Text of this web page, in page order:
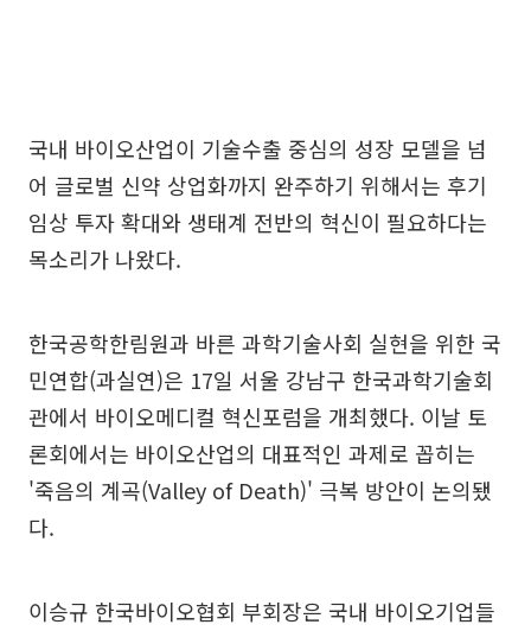
국내 바이오산업이 기술수출 중심의 성장 모델을 넘
어 글로벌 신약 상업화까지 완주하기 위해서는 후기
임상 투자 확대와 생태계 전반의 혁신이 필요하다는
목소리가 나왔다.
한국공학한림원과 바른 과학기술사회 실현을 위한 국
민연합(과실연)은 17일 서울 강남구 한국과학기술회
관에서 바이오메디컬 혁신포럼을 개최했다. 이날 토
론회에서는 바이오산업의 대표적인 과제로 꼽히는
'죽음의 계곡(Valley of Death)' 극복 방안이 논의됐
다.
이승규 한국바이오협회 부회장은 국내 바이오기업들